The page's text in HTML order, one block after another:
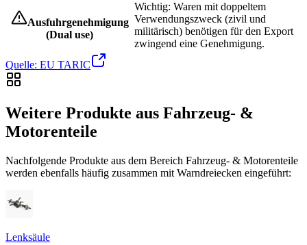
Ausfuhrgenehmigung
(Dual use)
Wichtig: Waren mit doppeltem
Verwendungszweck (zivil und
militärisch) benötigen für den Export
zwingend eine Genehmigung.
Quelle: EU TARIC
Weitere Produkte aus Fahrzeug- &
Motorenteile
Nachfolgende Produkte aus dem Bereich Fahrzeug- & Motorenteile
werden ebenfalls häufig zusammen mit Warndreiecken eingeführt:
Lenksäule